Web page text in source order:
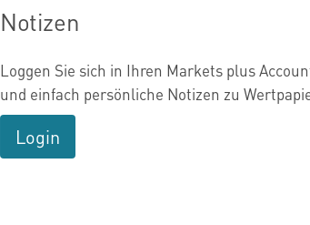
Notizen
Loggen Sie sich in Ihren Markets plus
und einfach persönliche Notizen zu
Login